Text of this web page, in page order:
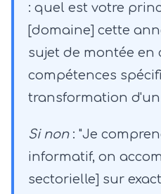
: quel est votre
[domaine] cette
sujet de montée en
compétences
transformation d'un
Si non: "Je
informatif, on
sectorielle] sur